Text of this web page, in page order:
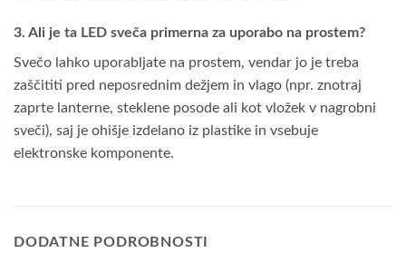
3. Ali je ta LED sveča primerna za uporabo na prostem?
Svečo lahko uporabljate na prostem, vendar jo je treba
zaščititi pred neposrednim dežjem in vlago (npr. znotraj
zaprte lanterne, steklene posode ali kot vložek v nagrobni
sveči), saj je ohišje izdelano iz plastike in vsebuje
elektronske komponente.
DODATNE PODROBNOSTI